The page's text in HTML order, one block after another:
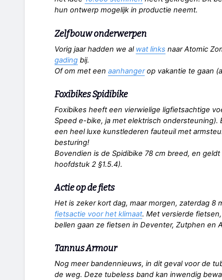
hun ontwerp mogelijk in productie neemt.
Zelfbouw onderwerpen
Vorig jaar hadden we al wat links naar Atomic
gading bij.
Of om met een aanhangerop vakantie te gaan
Foxibikes Spidibike
Foxibikes heeft een vierwielige ligfietsachtige
Speed e-bike, ja met elektrisch
een heel luxe kunstlederen fauteuil met
besturing!
Bovendien is de Spidibike 78 cm breed, en
hoofdstuk 2 §1.5.4).
Actie op de fiets
Het is zeker kort dag, maar morgen, zaterdag 8
fietsactie voor het klimaat. Met versierde
bellen gaan ze fietsen in Deventer, Zutphen en
Tannus Armour
Nog meer bandennieuws, in dit geval voor de
de weg. Deze tubeless band kan inwendig